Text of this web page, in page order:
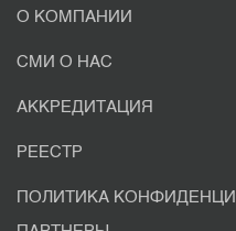
О КОМПАНИИ
СМИ О НАС
АККРЕДИТАЦИЯ
РЕЕСТР
ПОЛИТИКА